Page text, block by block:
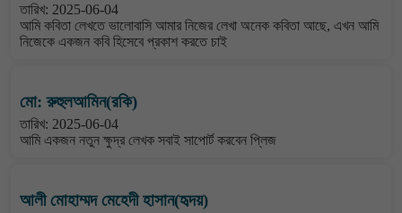
তারিখ: 2025-06-04
আমি কবিতা লেখতে ভালোবাসি আমার নিজের লেখা অনেক কবিতা আছে, এখন আমি
নিজেকে একজন কবি হিসেবে প্রকাশ করতে চাই
মো: রুহুলআমিন(রকি)
তারিখ: 2025-06-04
আমি একজন নতুন ক্ষুদ্র লেখক সবাই সাপোর্ট করবেন প্লিজ
আলী মোহাম্মদ মেহেদী হাসান(হৃদয়)